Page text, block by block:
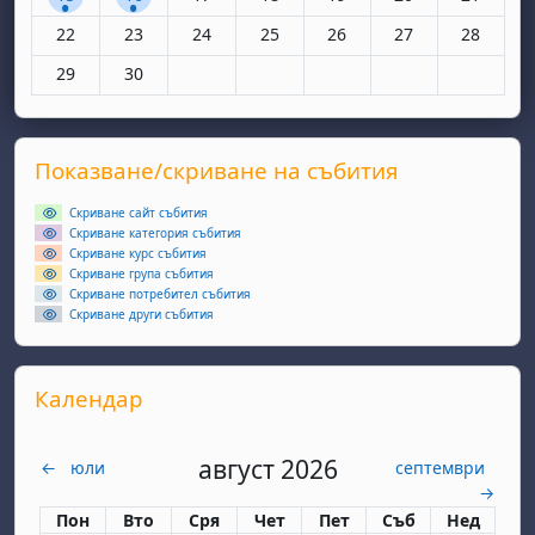
Няма събития, понеделник, 22 юни
22 Няма събития, вторник, 23 юни
23 Няма събития, сряда, 24 юни
24 Няма събития, четвъртък, 25 юни
25 Няма събития, петък, 26
26 Няма събития,
27 Няма
28
Няма събития, понеделник, 29 юни
29 Няма събития, вторник, 30 юни
30
Supplementary blocks
Прескочи Показване/скриване на събития
Показване/скриване на събития
Скриване сайт събития
Скриване категория събития
Скриване курс събития
Скриване група събития
Скриване потребител събития
Скриване други събития
Прескочи Календар
Календар
← юли август 2026
септември
→
Понеделник
Пон вторник
Вто сряда
Сря четвъртък
Чет петък
Пет събота
Съб неделя
Нед